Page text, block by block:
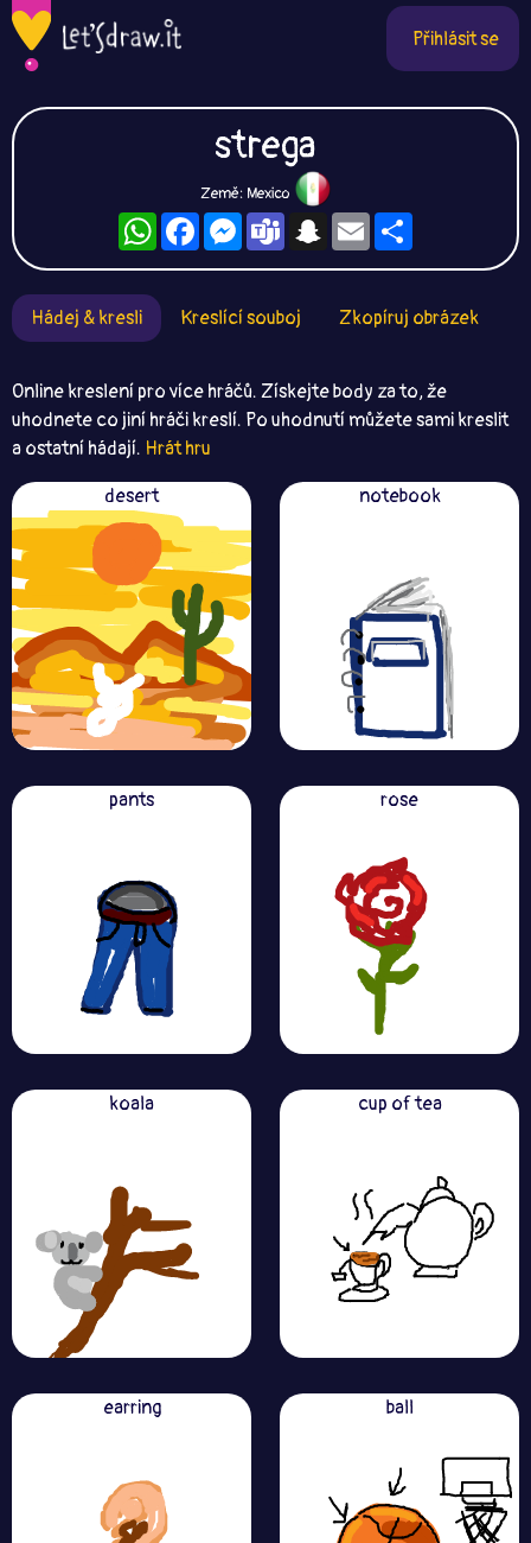
Přihlásit se
strega
Země: Mexico
WhatsAppFacebookMessengerTeamsSnapchat
Email
Hádej & kresli Kreslící souboj Zkopíruj obrázek
Online kreslení pro více hráčů. Získejte body za to, že
uhodnete co jiní hráči kreslí. Po uhodnutí můžete sami kreslit
a ostatní hádají. Hrát hru
desert
notebook
pants rose
koala cup of tea
earring ball